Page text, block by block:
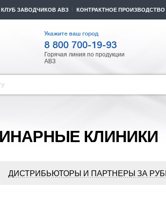
КЛУБ ЗАВОДЧИКОВ АВЗ КОНТРАКТНОЕ ПРОИЗВОДСТВО
Укажите ваш город
8 800 700-19-93
Горячая линия по продукции
АВЗ
КЛИНИКИ
ДИСТРИБЬЮТОРЫ И ПАРТНЕРЫ ЗА